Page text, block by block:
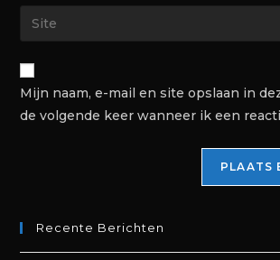
Mijn naam, e-mail en site opslaan in
de volgende keer wanneer ik een
Recente Berichten